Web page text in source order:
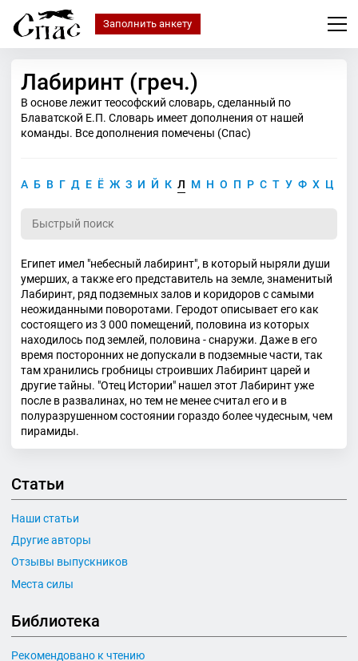
Заполнить анкету
Лабиринт (греч.)
В основе лежит теософский словарь, сделанный по
Блаватской Е.П. Словарь имеет дополнения от нашей
команды. Все дополнения помечены (Спас)
А Б В Г Д Е Ё Ж З И Й К Л М Н О П Р С Т У Ф Х Ц
Египет имел "небесный лабиринт", в который ныряли души
умерших, а также его представитель на земле, знаменитый
Лабиринт, ряд подземных залов и коридоров с самыми
неожиданными поворотами. Геродот описывает его как
состоящего из 3 000 помещений, половина из которых
находилось под землей, половина - снаружи. Даже в его
время посторонних не допускали в подземные части, так
там хранились гробницы строивших Лабиринт царей и
другие тайны. "Отец Истории" нашел этот Лабиринт уже
после в развалинах, но тем не менее считал его и в
полуразрушенном состоянии гораздо более чудесным, чем
пирамиды.
Статьи
Наши статьи
Другие авторы
Отзывы выпускников
Места силы
Библиотека
Рекомендовано к чтению